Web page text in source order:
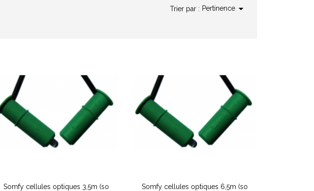
Trier par : Pertinence 
Somfy cellules optiques 3,5m (so
Somfy cellules optiques 6,5m (so